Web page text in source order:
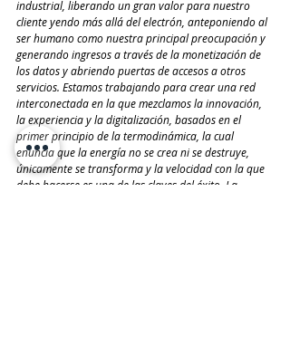
industrial, liberando un gran valor para nuestro
cliente yendo más allá del electrón, anteponiendo al
ser humano como nuestra principal preocupación y
generando ingresos a través de la monetización de
los datos y abriendo puertas de accesos a otros
servicios. Estamos trabajando para crear una red
interconectada en la que mezclamos la innovación,
la experiencia y la digitalización, basados en el
primer principio de la termodinámica, la cual
enuncia que la energía no se crea ni se destruye,
únicamente se transforma y la velocidad con la que
debe hacerse es una de las claves del éxito. La